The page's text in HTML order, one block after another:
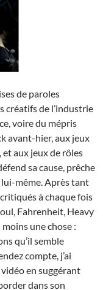
de paroles
créatifs de l’industrie
voire du mépris
avant-hier, aux jeux
et aux jeux de rôles
sa cause, prêche
lui-même. Après tant
à chaque fois
Fahrenheit, Heavy
une chose :
qu’il semble
compte, j’ai
en suggérant
dans son